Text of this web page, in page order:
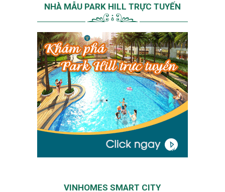
NHÀ MẪU PARK HILL TRỰC TUYẾN
VINHOMES SMART CITY